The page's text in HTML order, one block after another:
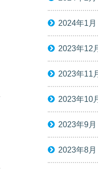
2024年1月
2023年12
2023年11
2023年10
2023年9月
2023年8月